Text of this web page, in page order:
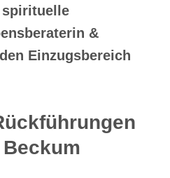
spirituelle
&
Einzugsbereich